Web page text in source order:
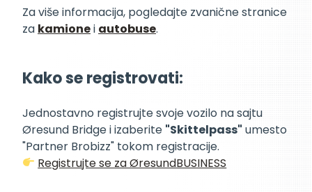
Za više informacija, pogledajte zvanične stranice
za kamionei autobuse.
Kako se registrovati:
Jednostavno registrujte svoje vozilo na sajtu
Øresund Bridge i izaberite "Skittelpass" umesto
"Partner Brobizz" tokom registracije.
Registrujte se za ØresundBUSINESS